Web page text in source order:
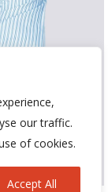
our traffic.
of cookies.
Accept All